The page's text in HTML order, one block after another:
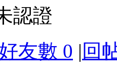
認證
友數 0 | 回